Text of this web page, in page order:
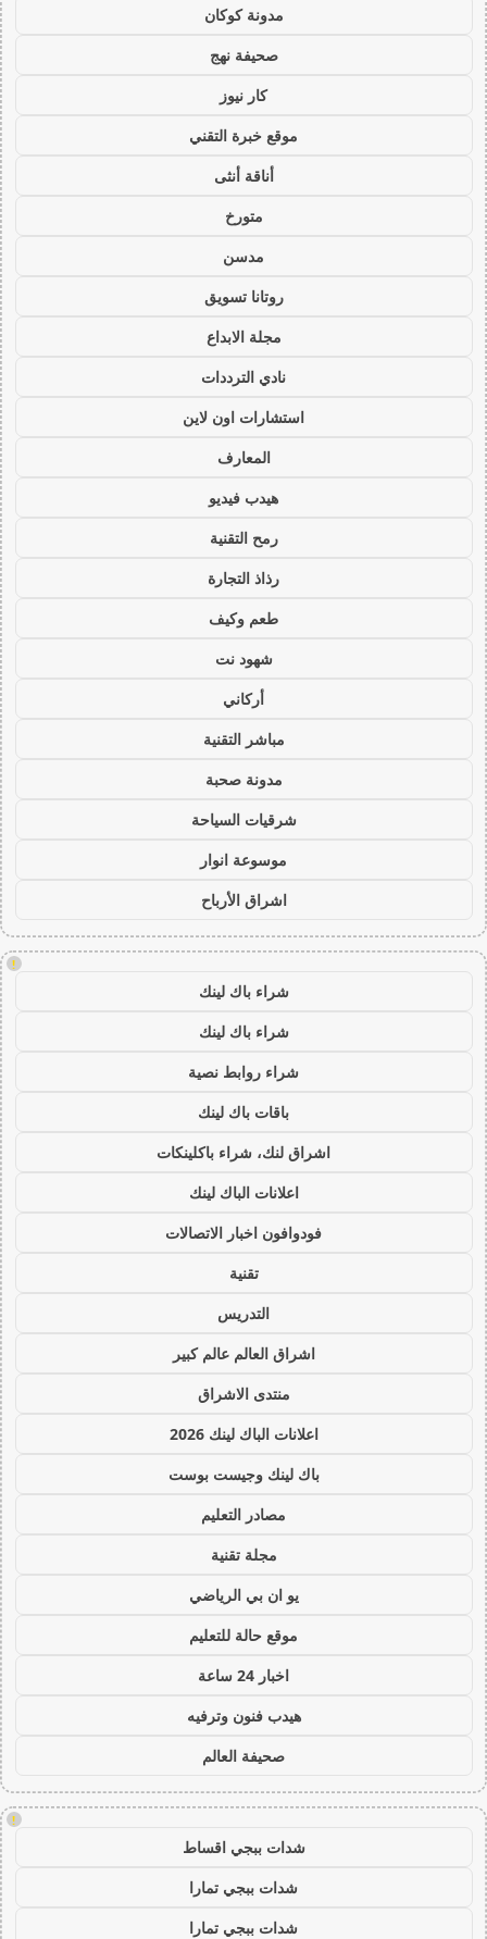
مدونة كوكان
صحيفة نهج
كار نيوز
موقع خبرة التقني
أناقة أنثى
متورخ
مدسن
روتانا تسويق
مجلة الابداع
نادي الترددات
استشارات اون لاين
المعارف
هيدب فيديو
رمح التقنية
رذاذ التجارة
طعم وكيف
شهود نت
أركاني
مباشر التقنية
مدونة صحبة
شرقيات السياحة
موسوعة انوار
اشراق الأرباح
!
شراء باك لينك
شراء باك لينك
شراء روابط نصية
باقات باك لينك
اشراق لنك، شراء باكلينكات
اعلانات الباك لينك
فودوافون اخبار الاتصالات
تقنية
التدريس
اشراق العالم عالم كبير
منتدى الاشراق
اعلانات الباك لينك 2026
باك لينك وجيست بوست
مصادر التعليم
مجلة تقنية
يو ان بي الرياضي
موقع حالة للتعليم
اخبار 24 ساعة
هيدب فنون وترفيه
صحيفة العالم
!
شدات ببجي اقساط
شدات ببجي تمارا
شدات ببجي تمارا